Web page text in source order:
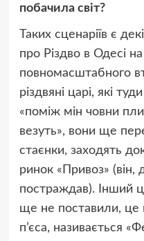
побачила світ?
Таких сценаріїв є
про Різдво в Одесі
повномасштабного
різдвяні царі, які
«поміж мін човни
везуть», вони ще
стаєнки, заходять
ринок «Привоз» (він,
постраждав). Інший
ще не поставили, це
п’єса, називається